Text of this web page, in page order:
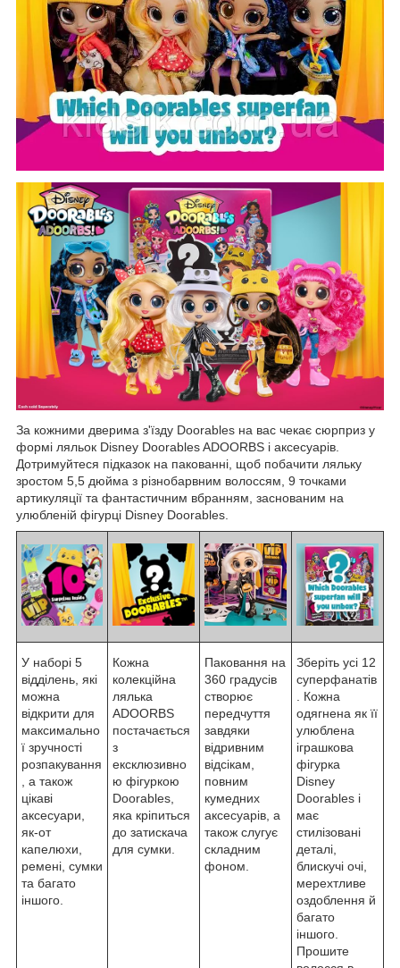
За кожними дверима з'їзду Doorables на вас чекає сюрприз у
формі ляльок Disney Doorables ADOORBS і аксесуарів.
Дотримуйтеся підказок на пакованні, щоб побачити ляльку
зростом 5,5 дюйма з різнобарвним волоссям, 9 точками
артикуляції та фантастичним вбранням, заснованим на
улюбленій фігурці Disney Doorables.
У наборі 5
відділень, які
можна
відкрити для
максимально
ї зручності
розпакування
, а також
цікаві
аксесуари,
як-от
капелюхи,
ремені, сумки
та багато
іншого.
Кожна
колекційна
лялька
ADOORBS
постачається
з
ексклюзивно
ю фігуркою
Doorables,
яка кріпиться
до затискача
для сумки.
Паковання на
360 градусів
створює
передчуття
завдяки
відривним
відсікам,
повним
кумедних
аксесуарів, а
також слугує
складним
фоном.
Зберіть усі 12
суперфанатів
. Кожна
одягнена як її
улюблена
іграшкова
фігурка
Disney
Doorables і
має
стилізовані
деталі,
блискучі очі,
мерехтливе
оздоблення й
багато
іншого.
Прошите